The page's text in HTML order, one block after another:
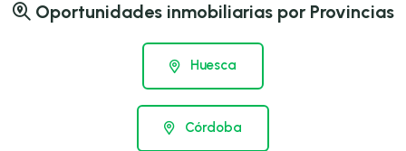
Oportunidades inmobiliarias por Provincias
Huesca
Córdoba